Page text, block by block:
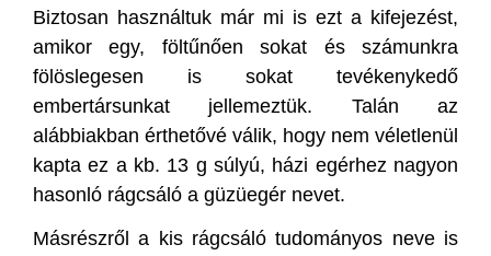
Biztosan használtuk már mi is ezt a kifejezést,
amikor egy, föltűnően sokat és számunkra
fölöslegesen is sokat tevékenykedő
embertársunkat jellemeztük. Talán az
alábbiakban érthetővé válik, hogy nem véletlenül
kapta ez a kb. 13 g súlyú, házi egérhez nagyon
hasonló rágcsáló a güzüegér nevet.
Másrészről a kis rágcsáló tudományos neve is